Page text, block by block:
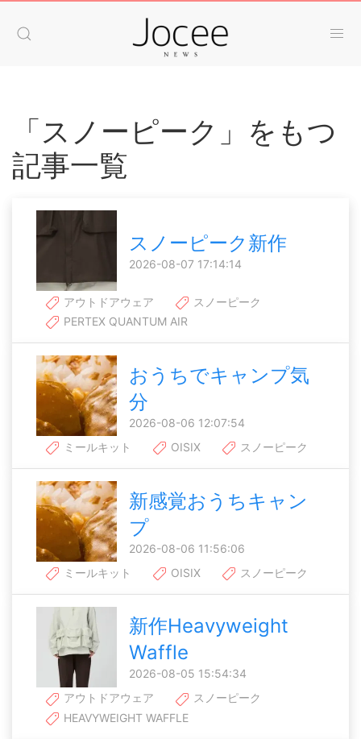
「スノーピーク」をもつ
記事一覧
スノーピーク新作
2026-08-07 17:14:14
アウトドアウェア
スノーピーク
PERTEX QUANTUM AIR
おうちでキャンプ気
分
2026-08-06 12:07:54
ミールキット
OISIX スノーピーク
新感覚おうちキャン
プ
2026-08-06 11:56:06
ミールキット
OISIX スノーピーク
新作Heavyweight
Waffle
2026-08-05 15:54:34
アウトドアウェア
スノーピーク
HEAVYWEIGHT WAFFLE